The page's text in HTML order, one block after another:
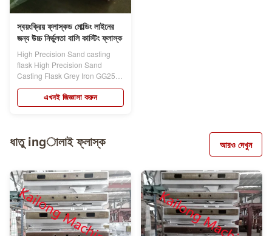
স্বয়ংক্রিয় ফ্লাস্কড মোল্ডিং লাইনের
জন্য উচ্চ নির্ভুলতা বালি কাস্টিং ফ্লাস্ক
High Precision Sand casting
flask High Precision Sand
Casting Flask Grey Iron GG25
For Automatic...
এখনই জিজ্ঞাসা করুন
ধাতু ingালাই ফ্লাস্ক আরও দেখুন